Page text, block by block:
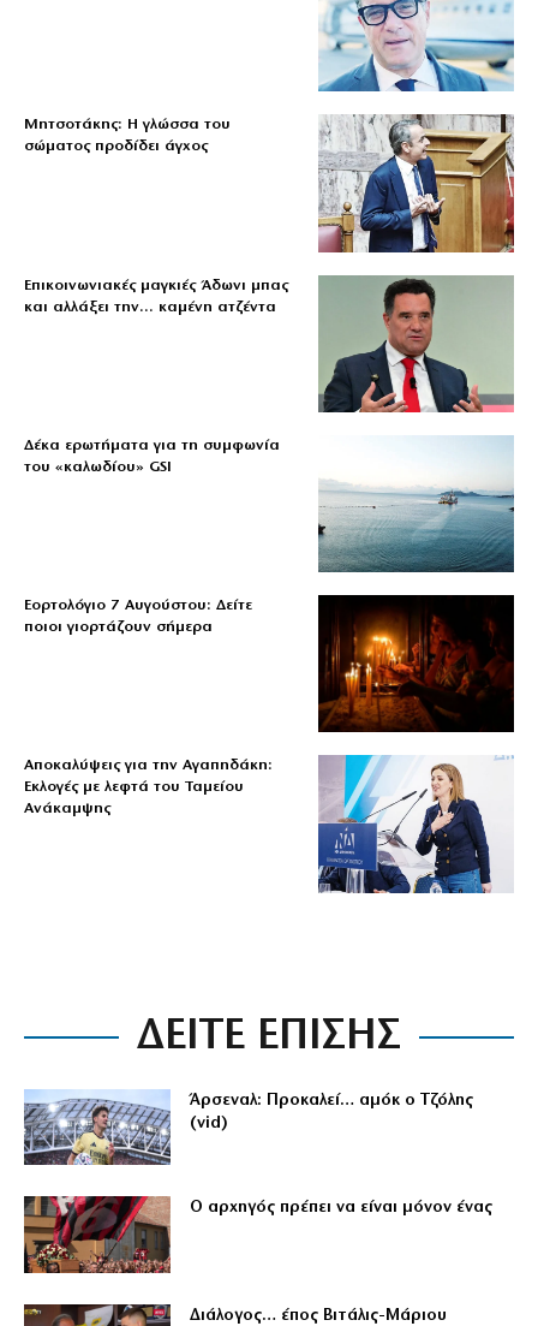
Μητσοτάκης: Η γλώσσα του
σώματος προδίδει άγχος
Επικοινωνιακές μαγκιές Άδωνι μπας
και αλλάξει την… καμένη ατζέντα
Δέκα ερωτήματα για τη συμφωνία
του «καλωδίου» GSI
Εορτολόγιο 7 Αυγούστου: Δείτε
ποιοι γιορτάζουν σήμερα
Αποκαλύψεις για την Αγαπηδάκη:
Εκλογές με λεφτά του Ταμείου
Ανάκαμψης
ΔΕΙΤΕ ΕΠΙΣΗΣ
Άρσεναλ: Προκαλεί… αμόκ ο Τζόλης
(vid)
Ο αρχηγός πρέπει να είναι μόνον ένας
Διάλογος… έπος Βιτάλις-Μάριου